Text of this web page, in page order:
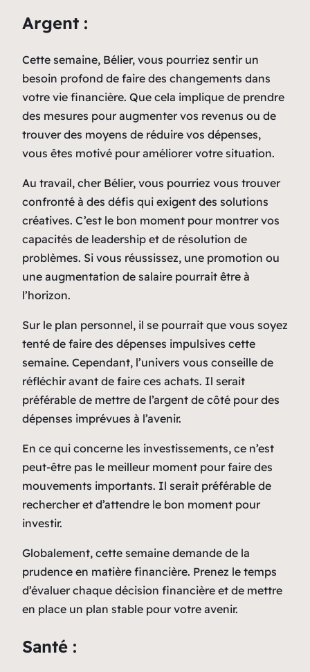
Argent :
Cette semaine, Bélier, vous pourriez sentir un
besoin profond de faire des changements dans
votre vie financière. Que cela implique de prendre
des mesures pour augmenter vos revenus ou de
trouver des moyens de réduire vos dépenses,
vous êtes motivé pour améliorer votre situation.
Au travail, cher Bélier, vous pourriez vous trouver
confronté à des défis qui exigent des solutions
créatives. C’est le bon moment pour montrer vos
capacités de leadership et de résolution de
problèmes. Si vous réussissez, une promotion ou
une augmentation de salaire pourrait être à
l’horizon.
Sur le plan personnel, il se pourrait que vous soyez
tenté de faire des dépenses impulsives cette
semaine. Cependant, l’univers vous conseille de
réfléchir avant de faire ces achats. Il serait
préférable de mettre de l’argent de côté pour des
dépenses imprévues à l’avenir.
En ce qui concerne les investissements, ce n’est
peut-être pas le meilleur moment pour faire des
mouvements importants. Il serait préférable de
rechercher et d’attendre le bon moment pour
investir.
Globalement, cette semaine demande de la
prudence en matière financière. Prenez le temps
d’évaluer chaque décision financière et de mettre
en place un plan stable pour votre avenir.
Santé :